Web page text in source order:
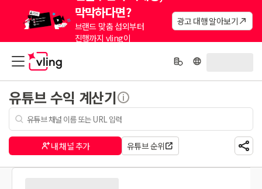
막막하다면?
브랜드 맞춤 섭외부터
진행까지 vling이
광고 대행 알아보기
유튜브 수익 계산기
내 채널 추가 유튜브 순위